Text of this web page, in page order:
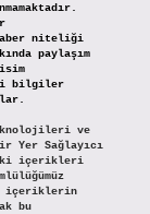
niteliği
paylaşım
bilgiler
ve
Yer Sağlayıcı
içerikleri
içeriklerin
bu